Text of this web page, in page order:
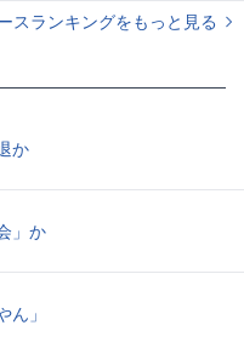
スランキングをもっと見る
か
」か
」